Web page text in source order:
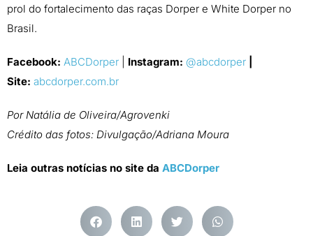
prol do fortalecimento das raças Dorper e White Dorper no
Brasil.
Facebook: ABCDorper Instagram: @abcdorper
Site: abcdorper.com.br
Por Natália de Oliveira/Agrovenki
Crédito das fotos: Divulgação/Adriana Moura
Leia outras notícias no site da ABCDorper